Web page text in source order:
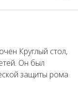
Круглый стол,
Он был
защиты рома